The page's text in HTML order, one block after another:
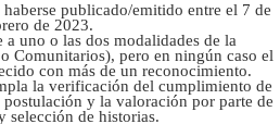
publicado/emitido entre el 7 de
de 2023.
a uno o las dos modalidades de la
Comunitarios), pero en ningún caso el
con más de un reconocimiento.
la verificación del cumplimiento de
y la valoración por parte de
selección de historias.